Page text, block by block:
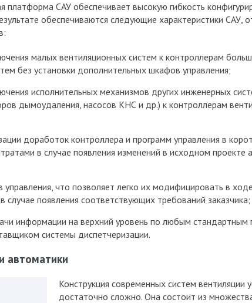
платформа САУ обеспечивает высокую гибкость
обеспечиваются следующие характеристики САУ,
малых вентиляционных систем к контроллерам
без установки дополнительных шкафов управления;
исполнительных механизмов других инженерных
дымоудаления, насосов КНС и др.) к контроллерам
доработок контроллера и программ управления в
в случае появления изменений в исходном проекте
управления, что позволяет легко их модифицировать в
случае появления соответствующих требований заказчика;
информации на верхний уровень по любым стандартным
системы диспетчеризации.
автоматики
Конструкция современных систем вентиляции
достаточно сложно. Она состоит из